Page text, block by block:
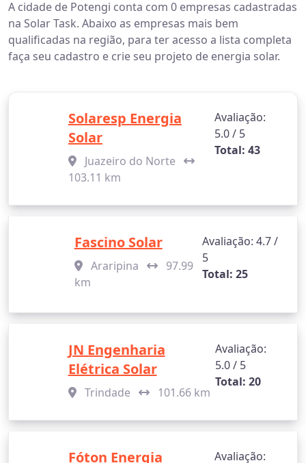
A cidade de Potengi conta com 0 empresas cadastradas
na Solar Task. Abaixo as empresas mais bem
qualificadas na região, para ter acesso a lista completa
faça seu cadastro e crie seu projeto de energia solar.
Solaresp Energia
Solar
Juazeiro do Norte
103.11 km
Avaliação:
5.0 / 5
Total: 43
Fascino Solar
Araripina
97.99
km
Avaliação: 4.7 /
5
Total: 25
JN Engenharia
Elétrica Solar
Trindade 101.66 km
Avaliação:
5.0 / 5
Total: 20
Fóton Energia
Avaliação: